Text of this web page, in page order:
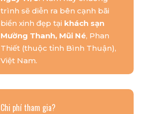
trình sẽ diễn ra bên cạnh bãi
biển xinh đẹp tại khách sạn
Mường Thanh, Mũi Né, Phan
Thiết (thuộc tỉnh Bình Thuận),
Việt Nam.
Chi phí tham gia?